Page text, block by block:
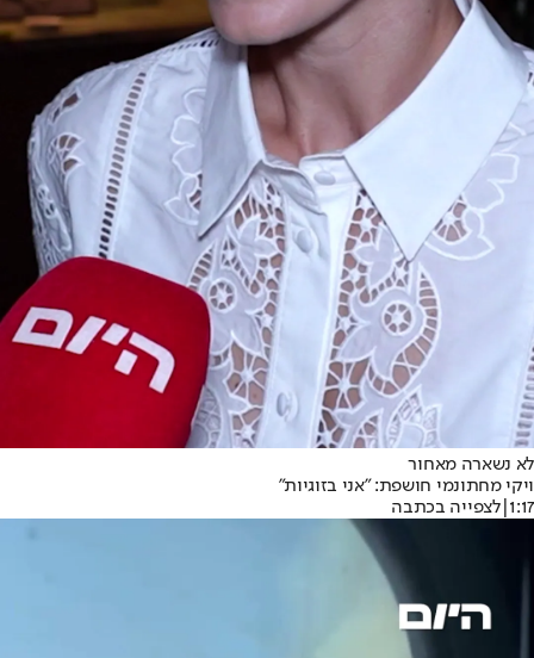
לא נשארה מאחור
ויקי מחתונמי חושפת: ״אני בזוגיות״
1:17
|לצפייה בכתבה